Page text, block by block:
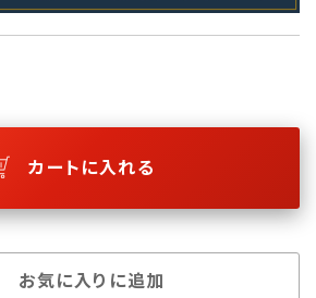
カートに入れる
お気に入りに追加